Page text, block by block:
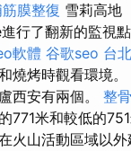
膜整復 雪莉高地
行了翻新的監視
軟體 谷歌seo 台
燒烤時觀看環境。
西安有兩個。 整
771米和較低的
火山活動區域以